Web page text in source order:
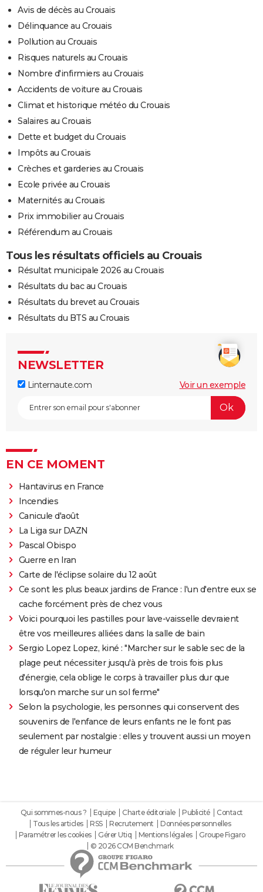
Avis de décès au Crouais
Délinquance au Crouais
Pollution au Crouais
Risques naturels au Crouais
Nombre d'infirmiers au Crouais
Accidents de voiture au Crouais
Climat et historique météo du Crouais
Salaires au Crouais
Dette et budget du Crouais
Impôts au Crouais
Crèches et garderies au Crouais
Ecole privée au Crouais
Maternités au Crouais
Prix immobilier au Crouais
Référendum au Crouais
Tous les résultats officiels au Crouais
Résultat municipale 2026 au Crouais
Résultats du bac au Crouais
Résultats du brevet au Crouais
Résultats du BTS au Crouais
NEWSLETTER
Linternaute.com Voir un exemple
EN CE MOMENT
Hantavirus en France
Incendies
Canicule d'août
La Liga sur DAZN
Pascal Obispo
Guerre en Iran
Carte de l'éclipse solaire du 12 août
Ce sont les plus beaux jardins de France : l'un d'entre eux se
cache forcément près de chez vous
Voici pourquoi les pastilles pour lave-vaisselle devraient
être vos meilleures alliées dans la salle de bain
Sergio Lopez Lopez, kiné : "Marcher sur le sable sec de la
plage peut nécessiter jusqu'à près de trois fois plus
d'énergie, cela oblige le corps à travailler plus dur que
lorsqu'on marche sur un sol ferme"
Selon la psychologie, les personnes qui conservent des
souvenirs de l'enfance de leurs enfants ne le font pas
seulement par nostalgie : elles y trouvent aussi un moyen
de réguler leur humeur
Qui sommes-nous ? Equipe Charte éditoriale Publicité
Contact
Tous les articles
RSS Recrutement
Données personnelles
Paramétrer les cookies
Gérer Utiq Mentions légales
Groupe Figaro
© 2026 CCM Benchmark